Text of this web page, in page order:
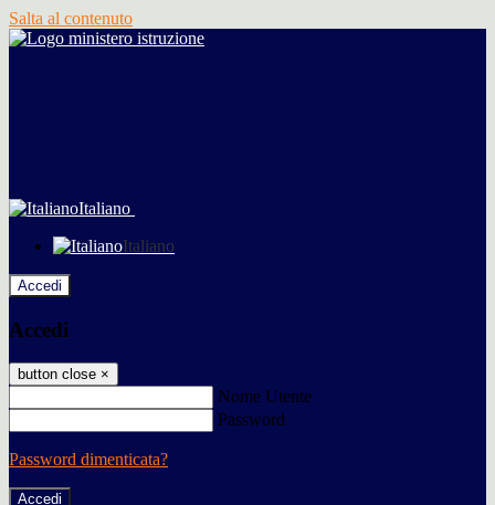
Salta al contenuto
Italiano
Italiano
Accedi
Accedi
button close ×
Nome Utente
Password
Password dimenticata?